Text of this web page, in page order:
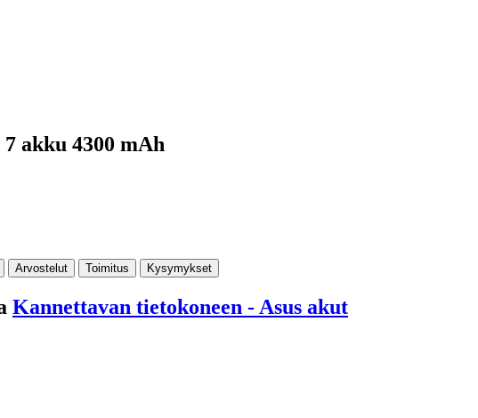
akku 4300 mAh
Arvostelut Toimitus Kysymykset
Kannettavan tietokoneen - Asus akut